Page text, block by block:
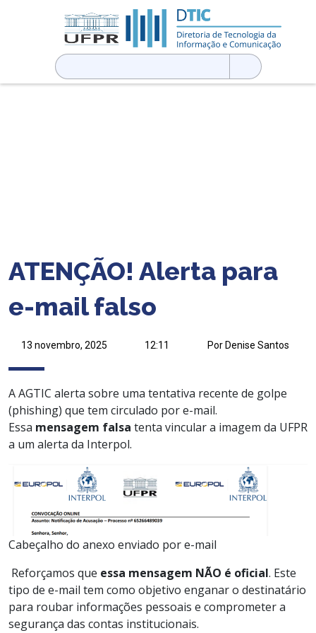
Pesquisar
por:
ATENÇÃO! Alerta para
e-mail falso
13 novembro, 2025 12:11 Por Denise Santos
A AGTIC alerta sobre uma tentativa recente de golpe
(phishing) que tem circulado por e-mail.
Essa mensagem falsa tenta vincular a imagem da UFPR
a um alerta da Interpol.
Cabeçalho do anexo enviado por e-mail
Reforçamos que essa mensagem NÃO é oficial. Este
tipo de e-mail tem como objetivo enganar o destinatário
para roubar informações pessoais e comprometer a
segurança das contas institucionais.